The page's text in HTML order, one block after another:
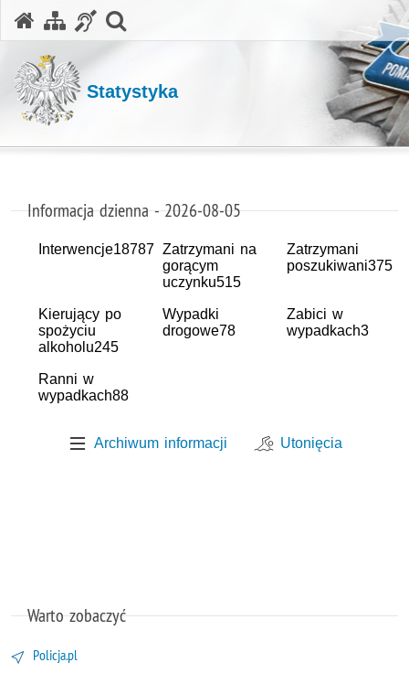
Statystyka
Informacja dzienna - 2026-08-05
Interwencje18787 Zatrzymani na
gorącym
uczynku515
Zatrzymani
poszukiwani375
Kierujący po
spożyciu
alkoholu245
Wypadki
drogowe78
Zabici w
wypadkach3
Ranni w
wypadkach88
Archiwum informacji Utonięcia
Warto zobaczyć
Policja.pl